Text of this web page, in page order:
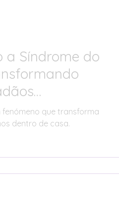
Prática
Cozinha Familiar
Real
a Síndrome do
fenómeno que transforma
dentro de casa.